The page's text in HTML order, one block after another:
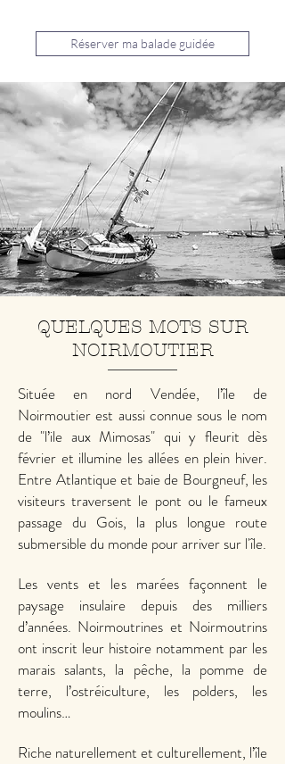
Réserver ma balade guidée
QUELQUES MOTS SUR
NOIRMOUTIER
Située en nord Vendée, l’île de
Noirmoutier est aussi connue sous le nom
de "l’ile aux Mimosas" qui y fleurit dès
février et illumine les allées en plein hiver.
Entre Atlantique et baie de Bourgneuf, les
visiteurs traversent le pont ou le fameux
passage du Gois, la plus longue route
submersible du monde pour arriver sur l'île.
Les vents et les marées façonnent le
paysage insulaire depuis des milliers
d’années. Noirmoutrines et Noirmoutrins
ont inscrit leur histoire notamment par les
marais salants, la pêche, la pomme de
terre, l’ostréiculture, les polders, les
moulins…
Riche naturellement et culturellement, l’île